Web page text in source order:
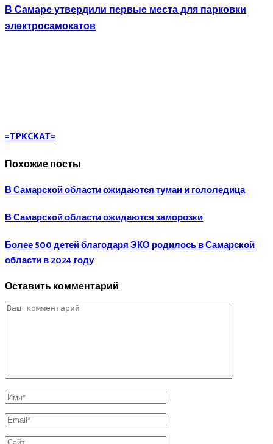
В Самаре утвердили первые места для парковки
электросамокатов
=TPKCKAT=
Похожие посты
В Самарской области ожидаются туман и гололедица
В Самарской области ожидаются заморозки
Более 500 детей благодаря ЭКО родилось в Самарской
области в 2024 году
Оставить комментарий